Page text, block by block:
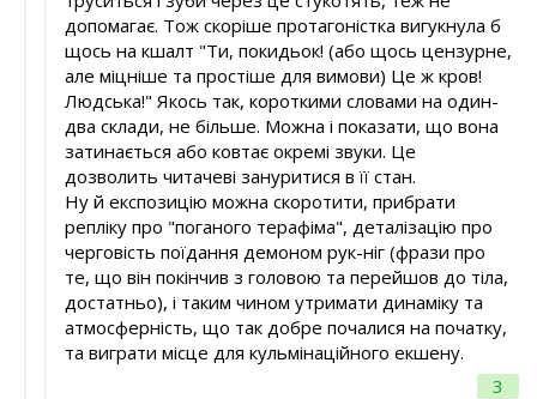
3
допомагає. Тож скоріше протагоністка вигукнула б
щось на кшалт "Ти, покидьок! (або щось цензурне,
але міцніше та простіше для вимови) Це ж кров!
Людська!" Якось так, короткими словами на один-
два склади, не більше. Можна і показати, що вона
затинається або ковтає окремі звуки. Це
дозволить читачеві зануритися в її стан.
Ну й експозицію можна скоротити, прибрати
репліку про "поганого терафіма", деталізацію про
черговість поїдання демоном рук-ніг (фрази про
те, що він покінчив з головою та перейшов до тіла,
достатньо), і таким чином утримати динаміку та
атмосферність, що так добре почалися на початку,
та виграти місце для кульмінаційного екшену.